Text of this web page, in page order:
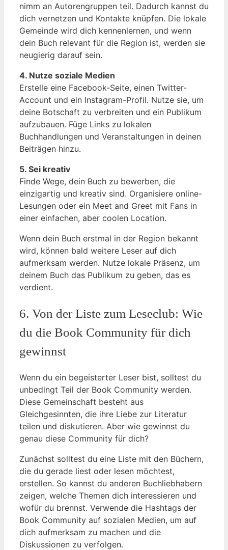
nimm an Autorengruppen teil. Dadurch kannst du
dich vernetzen und Kontakte knüpfen. Die lokale
Gemeinde wird dich kennenlernen, und wenn
dein Buch relevant für die Region ist, werden sie
neugierig darauf sein.
4. Nutze soziale Medien
Erstelle eine Facebook-Seite, einen Twitter-
Account und ein Instagram-Profil. Nutze sie, um
deine Botschaft zu verbreiten und ein Publikum
aufzubauen. Füge Links zu lokalen
Buchhandlungen und Veranstaltungen in deinen
Beiträgen hinzu.
5. Sei kreativ
Finde Wege, dein Buch zu bewerben, die
einzigartig und kreativ sind. Organisiere online-
Lesungen oder ein Meet and Greet mit Fans in
einer einfachen, aber coolen Location.
Wenn dein Buch erstmal in der Region bekannt
wird, können bald weitere Leser auf dich
aufmerksam werden. Nutze lokale Präsenz, um
deinem Buch das Publikum zu geben, das es
verdient.
6. Von der Liste zum Leseclub: Wie
du die Book Community für dich
gewinnst
Wenn du ein begeisterter Leser bist, solltest du
unbedingt Teil der Book Community werden.
Diese Gemeinschaft besteht aus
Gleichgesinnten, die ihre Liebe zur Literatur
teilen und diskutieren. Aber wie gewinnst du
genau diese Community für dich?
Zunächst solltest du eine Liste mit den Büchern,
die du gerade liest oder lesen möchtest,
erstellen. So kannst du anderen Buchliebhabern
zeigen, welche Themen dich interessieren und
wofür du brennst. Verwende die Hashtags der
Book Community auf sozialen Medien, um auf
dich aufmerksam zu machen und die
Diskussionen zu verfolgen.